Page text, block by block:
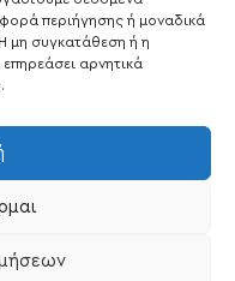
περιήγησης ή μοναδικά
μη συγκατάθεση ή η
αρνητικά